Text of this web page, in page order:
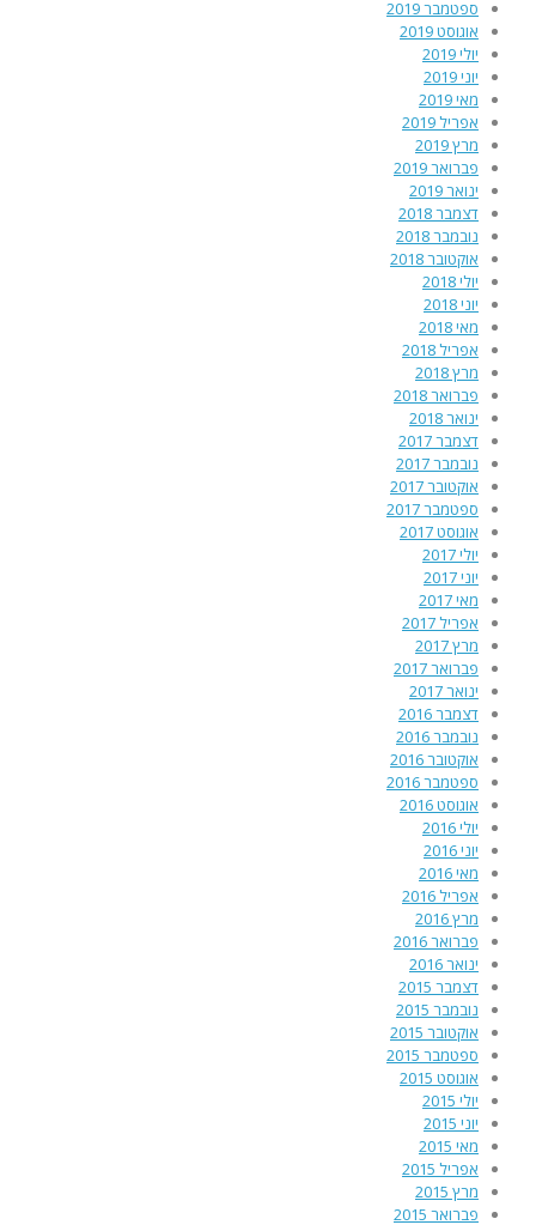
ספטמבר 2019
אוגוסט 2019
יולי 2019
יוני 2019
מאי 2019
אפריל 2019
מרץ 2019
פברואר 2019
ינואר 2019
דצמבר 2018
נובמבר 2018
אוקטובר 2018
יולי 2018
יוני 2018
מאי 2018
אפריל 2018
מרץ 2018
פברואר 2018
ינואר 2018
דצמבר 2017
נובמבר 2017
אוקטובר 2017
ספטמבר 2017
אוגוסט 2017
יולי 2017
יוני 2017
מאי 2017
אפריל 2017
מרץ 2017
פברואר 2017
ינואר 2017
דצמבר 2016
נובמבר 2016
אוקטובר 2016
ספטמבר 2016
אוגוסט 2016
יולי 2016
יוני 2016
מאי 2016
אפריל 2016
מרץ 2016
פברואר 2016
ינואר 2016
דצמבר 2015
נובמבר 2015
אוקטובר 2015
ספטמבר 2015
אוגוסט 2015
יולי 2015
יוני 2015
מאי 2015
אפריל 2015
מרץ 2015
פברואר 2015